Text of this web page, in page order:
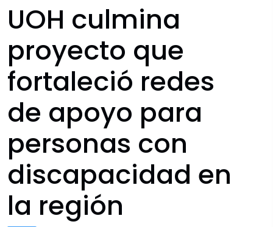
UOH culmina
proyecto que
fortaleció redes
de apoyo para
personas con
discapacidad en
la región